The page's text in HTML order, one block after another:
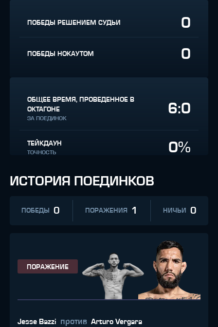
ПОБЕДЫ РЕШЕНИЕМ СУДЬИ 0
ПОБЕДЫ НОКАУТОМ 0
ОБЩЕЕ ВРЕМЯ, ПРОВЕДЕННОЕ В
ОКТАГОНЕ
ЗА ПОЕДИНОК
6:0
ТЕЙКДАУН
ТОЧНОСТЬ 0%
ИСТОРИЯ ПОЕДИНКОВ
ПОБЕДЫ 0 ПОРАЖЕНИЯ 1 НИЧЬИ 0
ПОРАЖЕНИЕ
Jesse Bazzi против Arturo Vergara